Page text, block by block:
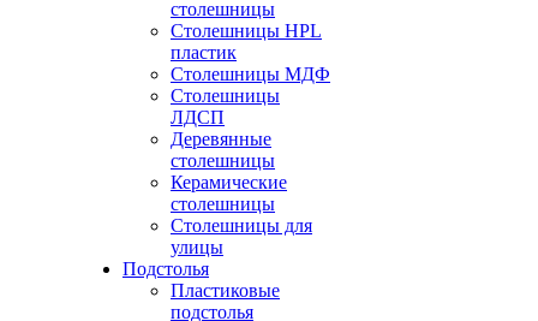
столешницы
Столешницы HPL
пластик
Столешницы МДФ
Столешницы
ЛДСП
Деревянные
столешницы
Керамические
столешницы
Столешницы для
улицы
Подстолья
Пластиковые
подстолья